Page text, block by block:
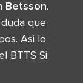
Betsson.
que
Asi lo
BTTS Si.